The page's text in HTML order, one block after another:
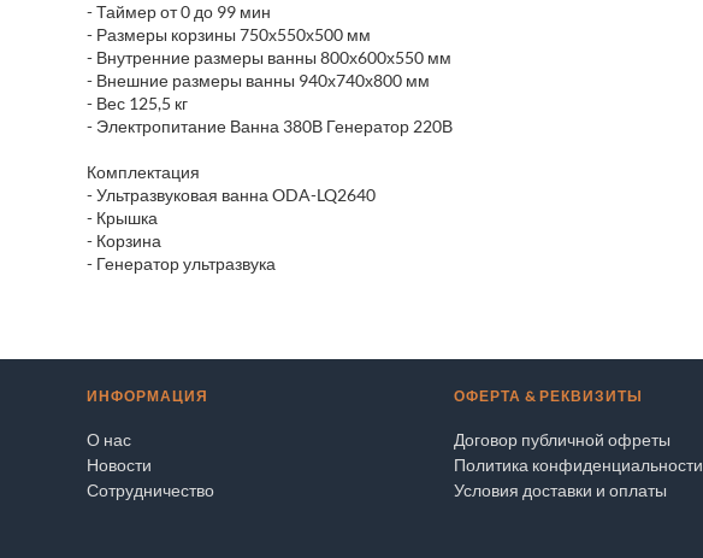
- Таймер от 0 до 99 мин
- Размеры корзины 750х550х500 мм
- Внутренние размеры ванны 800х600х550 мм
- Внешние размеры ванны 940х740х800 мм
- Вес 125,5 кг
- Электропитание Ванна 380В Генератор 220В
Комплектация
- Ультразвуковая ванна ODA-LQ2640
- Крышка
- Корзина
- Генератор ультразвука
ИНФОРМАЦИЯ
О нас
Новости
Сотрудничество
ОФЕРТА & РЕКВИЗИТЫ
Договор публичной офреты
Политика конфиденциальности
Условия доставки и оплаты